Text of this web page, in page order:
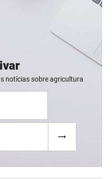
notícias sobre agricultura